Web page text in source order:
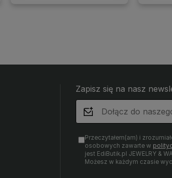
Zapisz się na nasz
Przeczytałem(am) i
osobowych zawarte w
jest EdiButik.pl JEWELRY &
Możesz w każdym czasie